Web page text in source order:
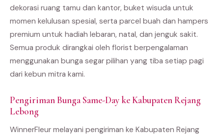
dekorasi ruang tamu dan kantor, buket wisuda untuk
momen kelulusan spesial, serta parcel buah dan hampers
premium untuk hadiah lebaran, natal, dan jenguk sakit.
Semua produk dirangkai oleh florist berpengalaman
menggunakan bunga segar pilihan yang tiba setiap pagi
dari kebun mitra kami.
Pengiriman Bunga Same-Day ke Kabupaten Rejang
Lebong
WinnerFleur melayani pengiriman ke Kabupaten Rejang